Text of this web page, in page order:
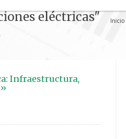
eléctricas" Inicio
Infraestructura,